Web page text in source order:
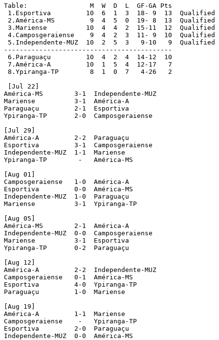
Table:                M  W  D  L  GF-GA Pts
1.Esportiva         10  6  1  3  18- 9  13  Qualified
2.América-MS         9  4  5  0  19- 8  13  Qualified
3.Mariense          10  4  4  2  15-11  12  Qualified
4.Camposgeraiense    9  4  2  3  11- 9  10  Qualified
5.Independente-MUZ  10  2  5  3   9-10   9  Qualified
-------------------------------------------
6.Paraguaçu         10  4  2  4  14-12  10
7.América-A         10  1  5  4  12-17   7
8.Ypiranga-TP        8  1  0  7   4-26   2
[Jul 22]
América-MS        3-1  Independente-MUZ
Mariense          3-1  América-A
Paraguaçu         2-1  Esportiva
Ypiranga-TP       2-0  Camposgeraiense
[Jul 29]
América-A         2-2  Paraguaçu
Esportiva         3-1  Camposgeraiense
Independente-MUZ  1-1  Mariense
Ypiranga-TP        -   América-MS
[Aug 01]
Camposgeraiense   1-0  América-A
Esportiva         0-0  América-MS
Independente-MUZ  1-0  Paraguaçu
Mariense          3-1  Ypiranga-TP
[Aug 05]
América-MS        2-1  América-A
Independente-MUZ  0-0  Camposgeraiense
Mariense          3-1  Esportiva
Ypiranga-TP       0-2  Paraguaçu
[Aug 12]
América-A         2-2  Independente-MUZ
Camposgeraiense   0-1  América-MS
Esportiva         4-0  Ypiranga-TP
Paraguaçu         1-0  Mariense
[Aug 19]
América-A         1-1  Mariense
Camposgeraiense    -   Ypiranga-TP
Esportiva         2-0  Paraguaçu
Independente-MUZ  0-0  América-MS